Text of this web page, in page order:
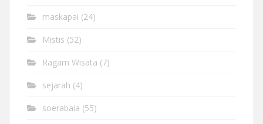
maskapai (24)
Mistis (52)
Ragam Wisata (7)
sejarah (4)
soerabaia (55)